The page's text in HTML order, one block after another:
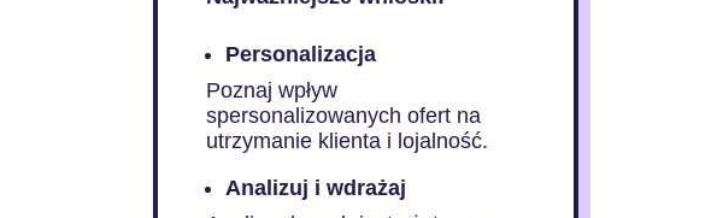
Personalizacja
Poznaj wpływ
spersonalizowanych ofert na
utrzymanie klienta i lojalność.
Analizuj i wdrażaj